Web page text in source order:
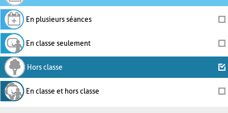
En plusieurs séances
En classe seulement
Hors classe
En classe et hors classe